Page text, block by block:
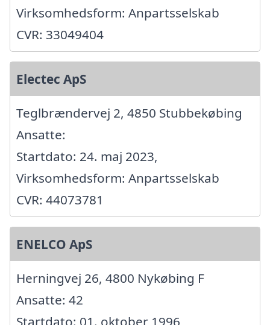
Virksomhedsform: Anpartsselskab
CVR: 33049404
Electec ApS
Teglbrændervej 2, 4850 Stubbekøbing
Ansatte:
Startdato: 24. maj 2023,
Virksomhedsform: Anpartsselskab
CVR: 44073781
ENELCO ApS
Herningvej 26, 4800 Nykøbing F
Ansatte: 42
Startdato: 01. oktober 1996,